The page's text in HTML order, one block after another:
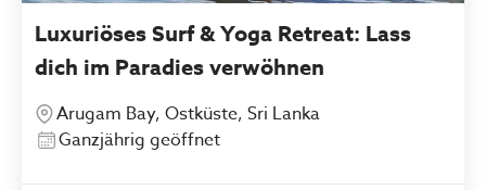
Luxuriöses Surf & Yoga Retreat: Lass
dich im Paradies verwöhnen
Arugam Bay, Ostküste, Sri Lanka
Ganzjährig geöffnet